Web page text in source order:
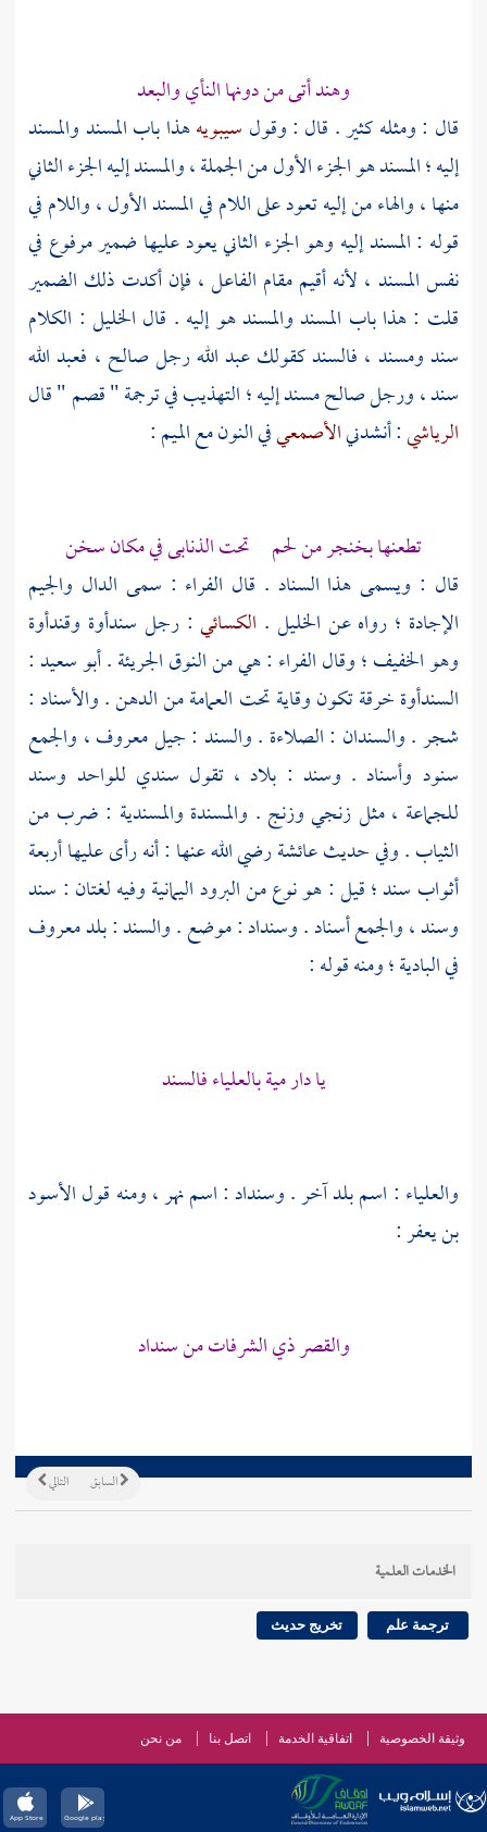
وهندأتى من دونها النأي والبعد
قال : ومثله كثير . قال : وقول سيبويههذا باب المسند والمسند
إليه ؛ المسند هو الجزء الأول من الجملة ، والمسند إليه الجزء الثاني
منها ، والهاء من إليه تعود على اللام في المسند الأول ، واللام في
قوله : المسند إليه وهو الجزء الثاني يعود عليها ضمير مرفوع في
نفس المسند ، لأنه أقيم مقام الفاعل ، فإن أكدت ذلك الضمير
قلت : هذا باب المسند والمسند هو إليه . قال الخليل : الكلام
سند ومسند ، فالسند كقولك عبد الله رجل صالح ، فعبد الله
سند ، ورجل صالح مسند إليه ؛ التهذيب في ترجمة " قصم " قال
الرياشي: أنشدنيالأصمعيفي النون مع الميم :
تطعنها بخنجر من لحم تحت الذنابى في مكان سخن
قال : ويسمى هذا السناد . قال الفراء : سمى الدال والجيم
الإجادة ؛ رواه عن الخليل . الكسائي : رجل سندأوة وقندأوة
وهو الخفيف ؛ وقالالفراء : هي من النوق الجريئة .أبو سعيد:
السندأوة خرقة تكون وقاية تحت العمامة من الدهن . والأسناد :
شجر . والسندان : الصلاءة . والسند : جيل معروف ، والجمع
سنود وأسناد . وسند : بلاد ، تقول سندي للواحد وسند
للجماعة ، مثل زنجي وزنج . والمسندة والمسندية : ضرب من
الثياب . وفي حديثعائشةرضي الله عنها : أنه رأى عليها أربعة
أثواب سند ؛ قيل : هو نوع من البرود اليمانية وفيه لغتان : سند
وسند ، والجمع أسناد . وسنداد : موضع . والسند : بلد معروف
في البادية ؛ ومنه قوله :
يا دار مية بالعلياء فالسند
والعلياء : اسم بلد آخر . وسنداد : اسم نهر ، ومنه قولالأسود
بن يعفر:
والقصر ذي الشرفات من سنداد
التالي السابق
الخدمات العلمية
ترجمة علم تخريج حديث
وثيقة الخصوصية اتفاقية الخدمة اتصل بنا من نحن